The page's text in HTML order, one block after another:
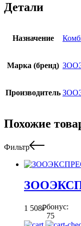
Детали
Назначение
Марка (бренд)
Производитель
Похожие
Фильтр
1 508₽бонус:
75